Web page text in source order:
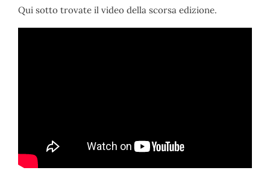
Qui sotto trovate il video della scorsa edizione.